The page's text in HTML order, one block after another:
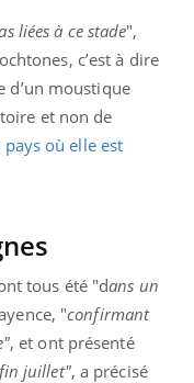
liées à ce stade",
c’est à dire
d’un moustique
et non de
où elle est
tous été "dans un
"confirmant
, et ont présenté
juillet", a précisé